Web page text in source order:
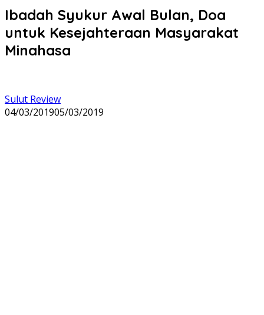
Ibadah Syukur Awal Bulan, Doa
untuk Kesejahteraan Masyarakat
Minahasa
Sulut Review
04/03/201905/03/2019